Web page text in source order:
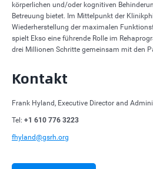
körperlichen und/oder kognitiven
Betreuung bietet. Im Mittelpunkt der
Wiederherstellung der maximalen
spielt Ekso eine führende Rolle im
drei Millionen Schritte gemeinsam mit den
Kontakt
Frank Hyland, Executive Director and
Tel: +1 610 776 3223
fhyland@gsrh.org